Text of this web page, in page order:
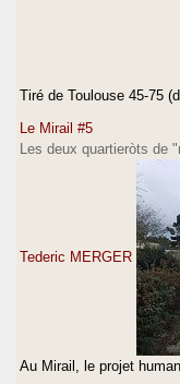
Tiré de Toulouse 45-75
Le Mirail #5
Les deux quartieròts de
Tederic MERGER
Au Mirail, le projet